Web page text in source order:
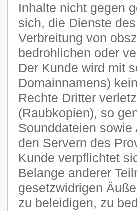
Inhalte nicht gegen
sich, die Dienste
Verbreitung von
bedrohlichen oder
Der Kunde wird mit
Domainnamens)
Rechte Dritter
(Raubkopien), so
Sounddateien
den Servern des
Kunde verpflichtet
Belange anderer
gesetzwidrigen
zu beleidigen, zu